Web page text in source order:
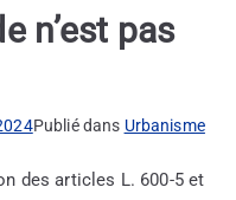
n’est pas
Publié dans Urbanisme
des articles L. 600-5 et